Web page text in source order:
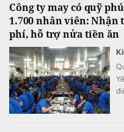
Công ty may có quỹ
1.700 nhân viên: Nhận
phí, hỗ trợ nửa tiền ăn